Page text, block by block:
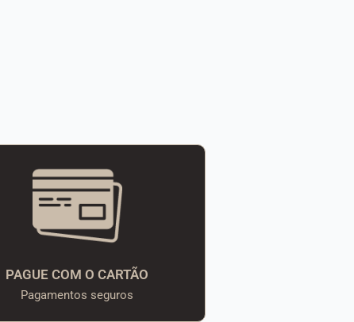
PAGUE COM O CARTÃO
Pagamentos seguros